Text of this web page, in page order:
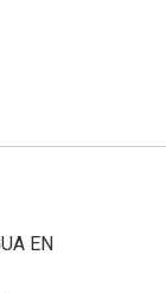
EN